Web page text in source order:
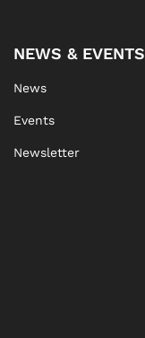
NEWS & EVENTS
News
Events
Newsletter